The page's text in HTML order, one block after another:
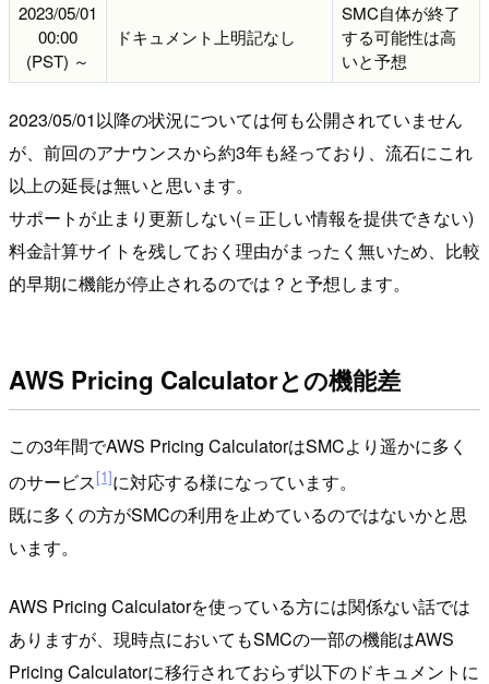
2023/05/01
00:00
(PST) ～
ドキュメント上明記なし
SMC自体が終了
する可能性は高
いと予想
2023/05/01以降の状況については何も公開されていません
が、前回のアナウンスから約3年も経っており、流石にこれ
以上の延長は無いと思います。
サポートが止まり更新しない(＝正しい情報を提供できない)
料金計算サイトを残しておく理由がまったく無いため、比較
的早期に機能が停止されるのでは？と予想します。
AWS Pricing Calculatorとの機能差
この3年間でAWS Pricing CalculatorはSMCより遥かに多く
のサービス[1]に対応する様になっています。
既に多くの方がSMCの利用を止めているのではないかと思
います。
AWS Pricing Calculatorを使っている方には関係ない話では
ありますが、現時点においてもSMCの一部の機能はAWS
Pricing Calculatorに移行されておらず以下のドキュメントに